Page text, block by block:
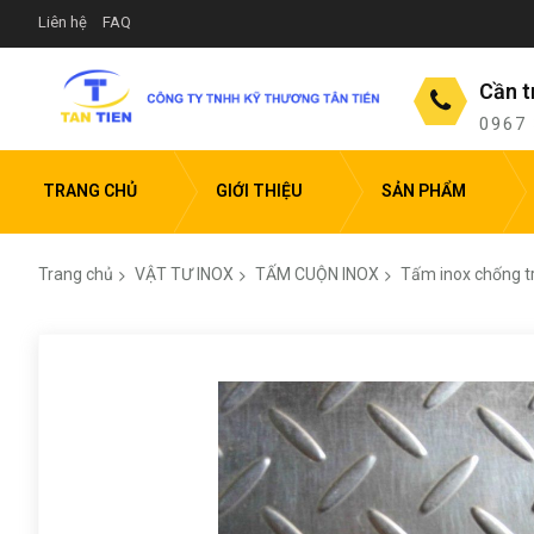
Liên hệ FAQ
Cần
0967
TRANG CHỦ GIỚI THIỆU SẢN PHẨM
Trang chủ VẬT TƯ INOX TẤM CUỘN INOX Tấm inox chống